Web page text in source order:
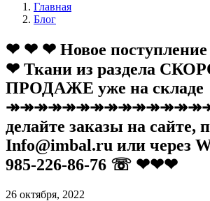
Главная
Блог
❤ ❤ ❤ Новое
❤ Ткани из раздела
ПРОДАЖЕ уже на складе
делайте заказы на сайте,
Info@imbal.ru или через
985-226-86-76 ☏ ❤❤❤
26 октября, 2022